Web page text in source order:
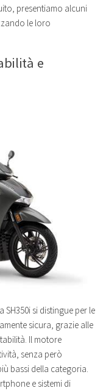
presentiamo alcuni
le loro
e
si distingue per le
sicura, grazie alle
Il motore
senza però
bassi della categoria.
e sistemi di